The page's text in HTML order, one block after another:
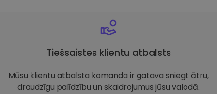
Tiešsaistes klientu atbalsts
Mūsu klientu atbalsta komanda ir gatava sniegt ātru,
draudzīgu palīdzību un skaidrojumus jūsu valodā.